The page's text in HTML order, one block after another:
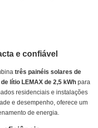
e confiável
três painéis solares de
lítio LEMAX de 2,5 kWh para
residenciais e instalações
e desempenho, oferece um
de energia.